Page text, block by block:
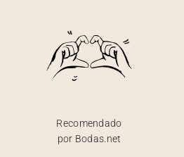
Recomendado
por Bodas.net